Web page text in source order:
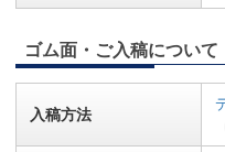
ゴム面・ご入稿について
入稿方法